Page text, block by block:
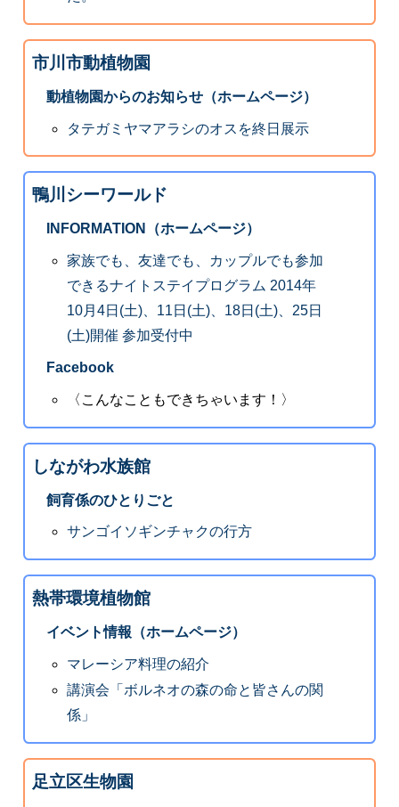
市川市動植物園
動植物園からのお知らせ（ホームページ）
タテガミヤマアラシのオスを終日展示
鴨川シーワールド
INFORMATION（ホームページ）
家族でも、友達でも、カップルでも参加
できるナイトステイプログラム 2014年
10月4日(土)、11日(土)、18日(土)、25日
(土)開催 参加受付中
Facebook
〈こんなこともできちゃいます！〉
しながわ水族館
飼育係のひとりごと
サンゴイソギンチャクの行方
熱帯環境植物館
イベント情報（ホームページ）
マレーシア料理の紹介
講演会「ボルネオの森の命と皆さんの関
係」
足立区生物園